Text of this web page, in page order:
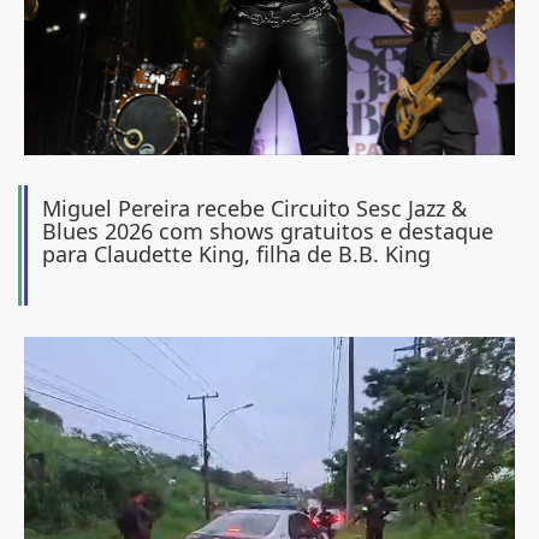
Miguel Pereira recebe Circuito Sesc Jazz &
Blues 2026 com shows gratuitos e destaque
para Claudette King, filha de B.B. King